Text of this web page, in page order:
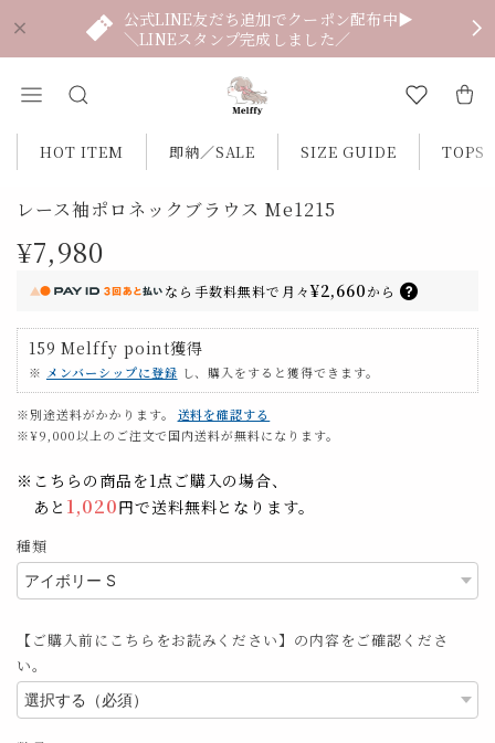
公式LINE友だち追加でクーポン配布中▶
＼LINEスタンプ完成しました／
HOT ITEM 即納／SALE SIZE GUIDE TOPS
レース袖ポロネックブラウス Me1215
¥7,980
なら 手数料無料で 月々¥2,660から
159 Melffy point獲得
※ メンバーシップに登録 し、購入をすると獲得できます。
※別途送料がかかります。
送料を確認する
※¥9,000以上のご注文で国内送料が無料になります。
※こちらの商品を1点ご購入の場合、
あと 1,020円で送料無料となります。
種類
【ご購入前にこちらをお読みください】の内容をご確認くださ
い。